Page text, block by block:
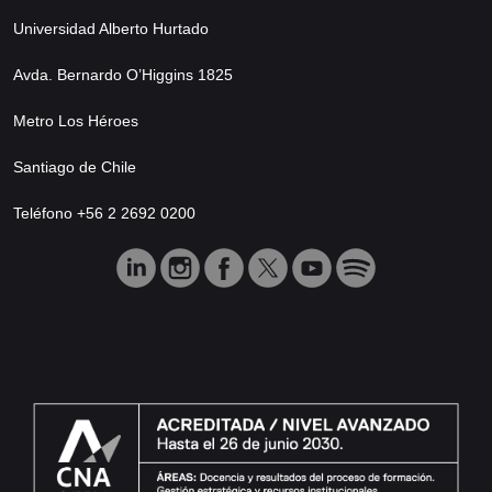
Universidad Alberto Hurtado
Avda. Bernardo O’Higgins 1825
Metro Los Héroes
Santiago de Chile
Teléfono +56 2 2692 0200